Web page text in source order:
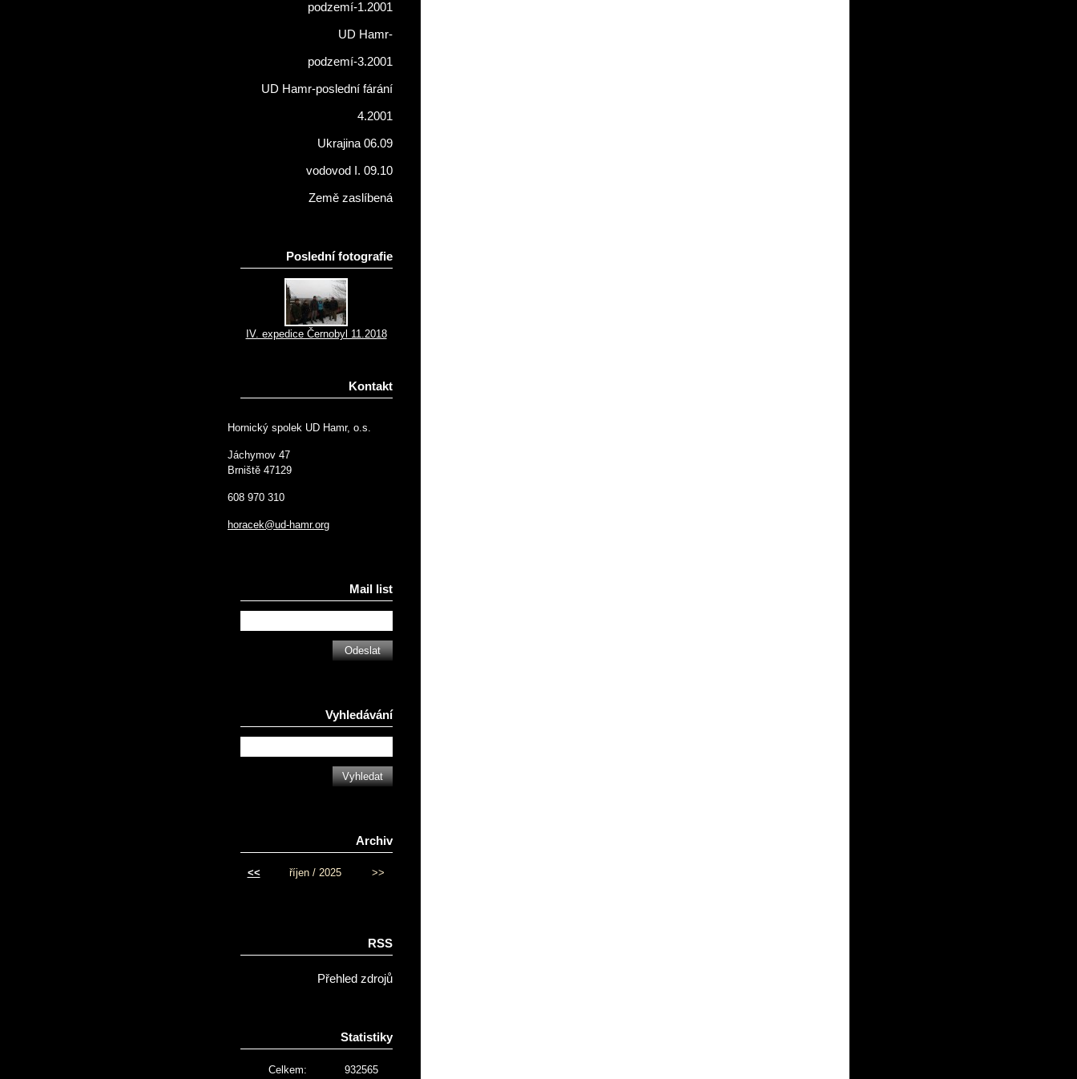
podzemí-1.2001
UD Hamr-
podzemí-3.2001
UD Hamr-poslední fárání
4.2001
Ukrajina 06.09
vodovod I. 09.10
Země zaslíbená
Poslední fotografie
IV. expedice Černobyl 11.2018
Kontakt
Hornický spolek UD Hamr, o.s.
Jáchymov 47
Brniště 47129
608 970 310
horacek@ud-hamr.org
Mail list
Vyhledávání
Archiv
<< říjen / 2025 >>
RSS
Přehled zdrojů
Statistiky
Celkem: 932565